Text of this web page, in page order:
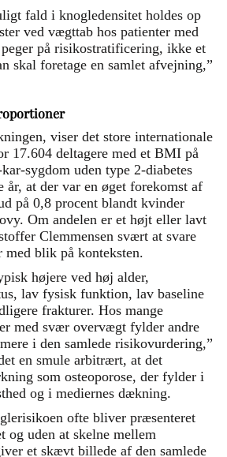
fald i knogledensitet holdes op
ved vægttab hos patienter med
på risikostratificering, ikke et
skal foretage en samlet afvejning,”
viser det store internationale
17.604 deltagere med et BMI på
sygdom uden type 2-diabetes
at der var en øget forekomst af
på 0,8 procent blandt kvinder
Om andelen er et højt eller lavt
Clemmensen svært at svare
med blik på konteksten.
højere ved høj alder,
lav fysisk funktion, lav baseline
frakturer. Hos mange
med svær overvægt fylder andre
i den samlede risikovurdering,”
en smule arbitrært, at det
som osteoporose, der fylder i
og i mediernes dækning.
ofte bliver præsenteret
og uden at skelne mellem
et skævt billede af den samlede